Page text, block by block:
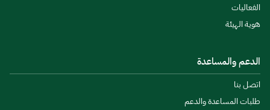
الفعاليات
هوية الهيئة
الدعم والمساعدة
اتصل بنا
طلبات المساعدة والدعم